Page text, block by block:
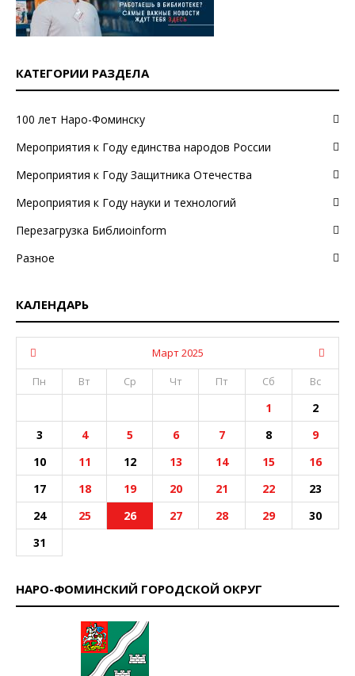
КАТЕГОРИИ РАЗДЕЛА
100 лет Наро-Фоминску
Мероприятия к Году единства народов России
Мероприятия к Году Защитника Отечества
Мероприятия к Году науки и технологий
Перезагрузка Библиоinform
Разное
КАЛЕНДАРЬ
Март 2025
Пн
Вт Ср Чт Пт Сб Вс
1
2
3
4 5 6 7 8
9
10
11 12 13 14 15
16
17
18 19 20 21 22
23
24
25 26 27 28 29
30
31
НАРО-ФОМИНСКИЙ ГОРОДСКОЙ ОКРУГ